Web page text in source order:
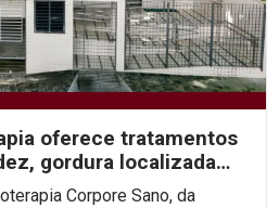
oferece tratamentos
gordura localizada
Corpore Sano, da